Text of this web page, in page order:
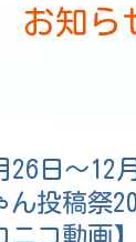
お知ら
26日～12
ん投稿祭
ニコ動画】